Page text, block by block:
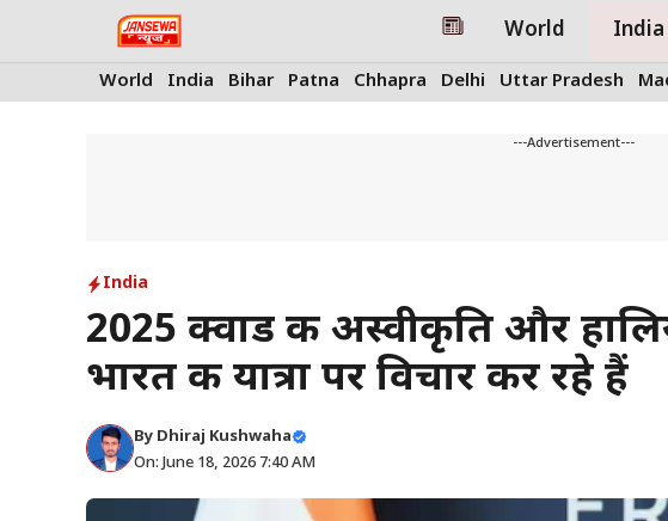
World India
World India Bihar Patna Chhapra Delhi Uttar Pradesh
---Advertisement---
India
2025 क्वाड की अस्वीकृति और
भारत की यात्रा पर विचार कर रहे हैं
By Dhiraj Kushwaha
On: June 18, 2026 7:40 AM